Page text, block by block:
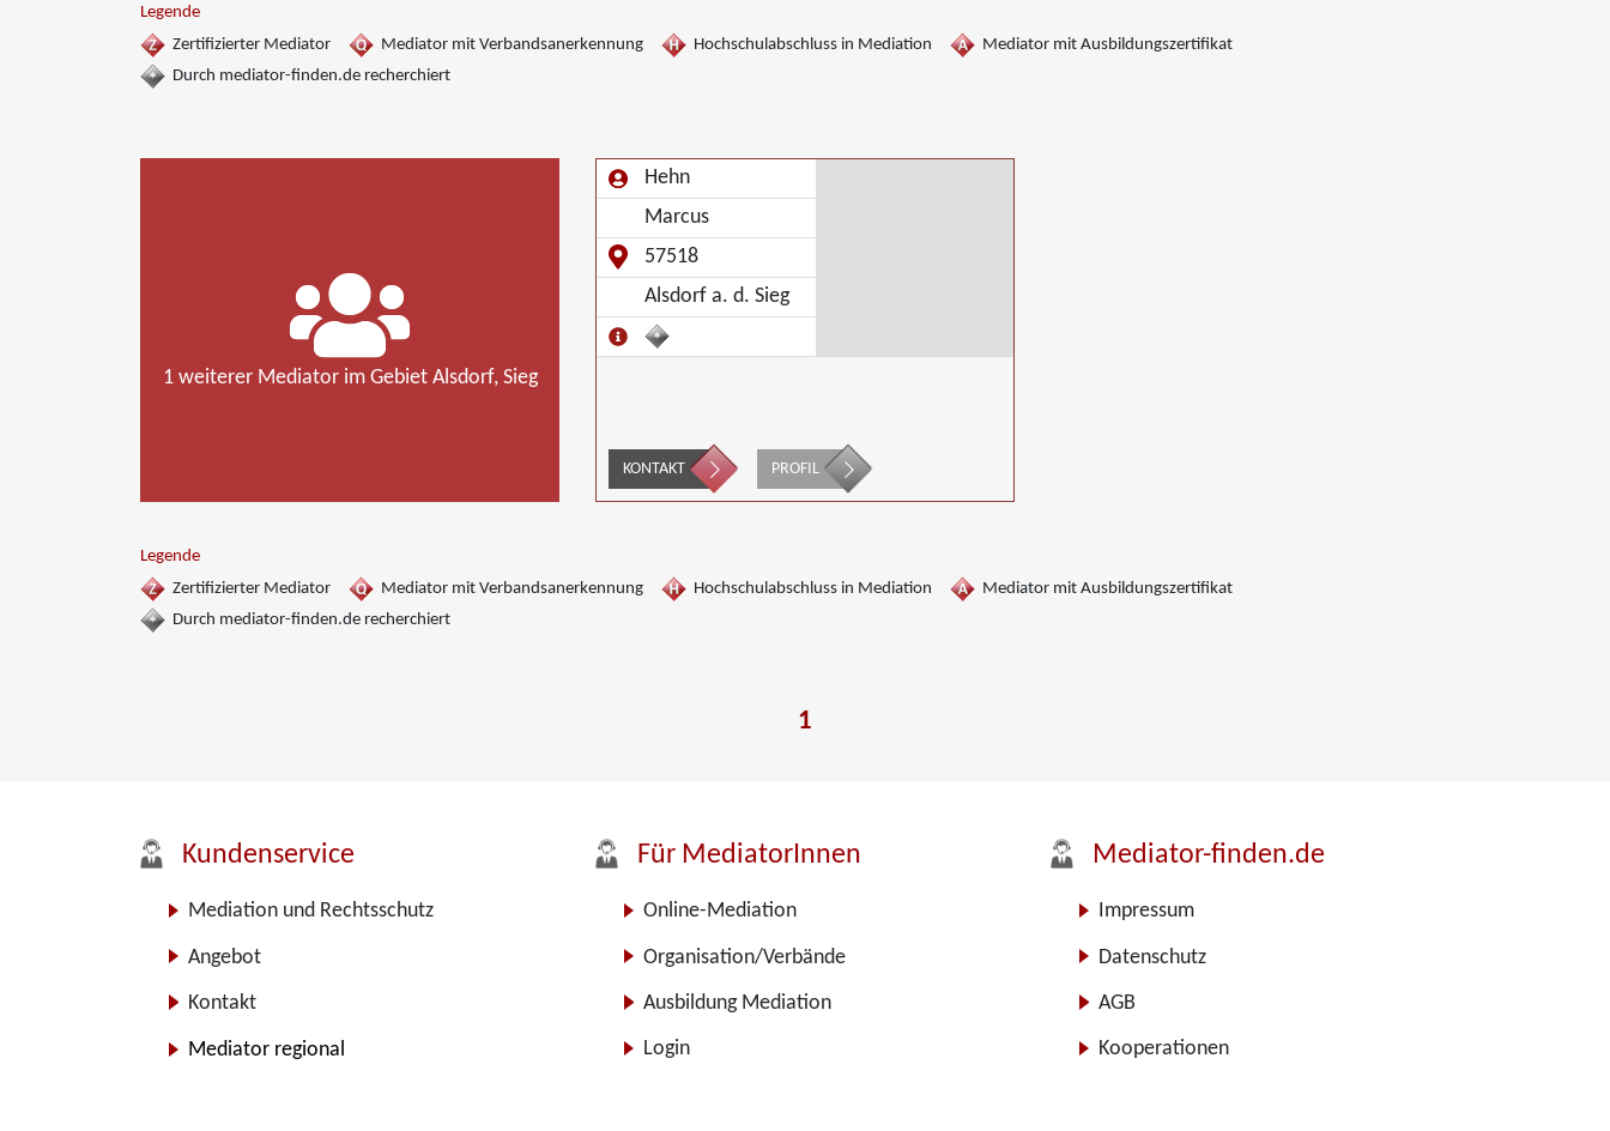
Legende
Zertifizierter Mediator
Mediator mit Verbandsanerkennung Hochschulabschluss in Mediation
Mediator mit Ausbildungszertifikat
Durch mediator-finden.de recherchiert
1 weiterer Mediator im Gebiet Alsdorf, Sieg
Hehn
Marcus
57518
Alsdorf a. d. Sieg
KONTAKT PROFIL
Legende
Zertifizierter Mediator
Mediator mit Verbandsanerkennung Hochschulabschluss in Mediation
Mediator mit Ausbildungszertifikat
Durch mediator-finden.de recherchiert
1
Kundenservice
Mediation und Rechtsschutz
Angebot
Kontakt
Mediator regional
Für MediatorInnen
Online-Mediation
Organisation/Verbände
Ausbildung Mediation
Login
Mediator-finden.de
Impressum
Datenschutz
AGB
Kooperationen